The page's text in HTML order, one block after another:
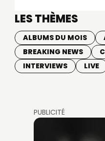
LES THÈMES
ALBUMS DU MOIS
BREAKING NEWS
INTERVIEWS
LIVE
PUBLICITÉ